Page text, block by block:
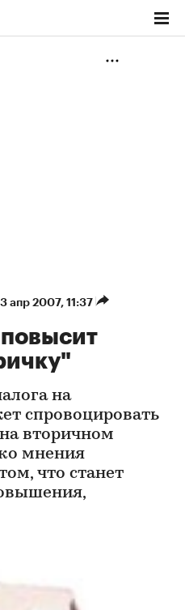
апр 2007, 11:37
на
спровоцировать
вторичном
мнения
что станет